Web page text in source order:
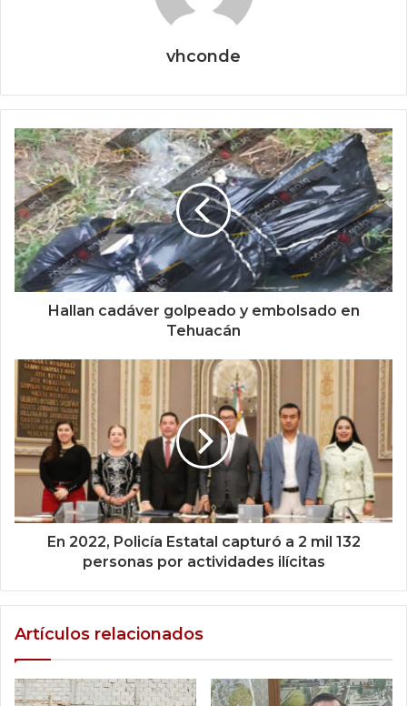
vhconde
Hallan cadáver golpeado y embolsado en
Tehuacán
En 2022, Policía Estatal capturó a 2 mil 132
personas por actividades ilícitas
Artículos relacionados